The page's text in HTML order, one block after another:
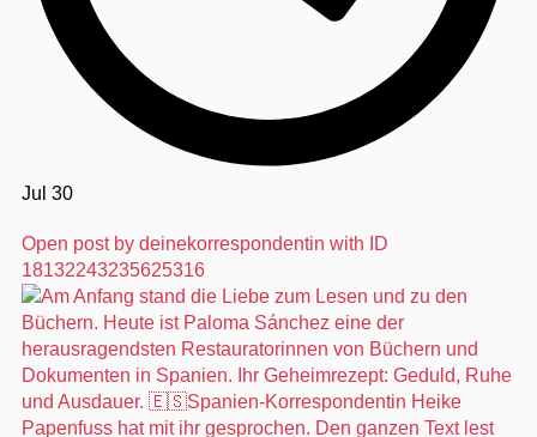
Jul 30
Open post by deinekorrespondentin with ID
18132243235625316